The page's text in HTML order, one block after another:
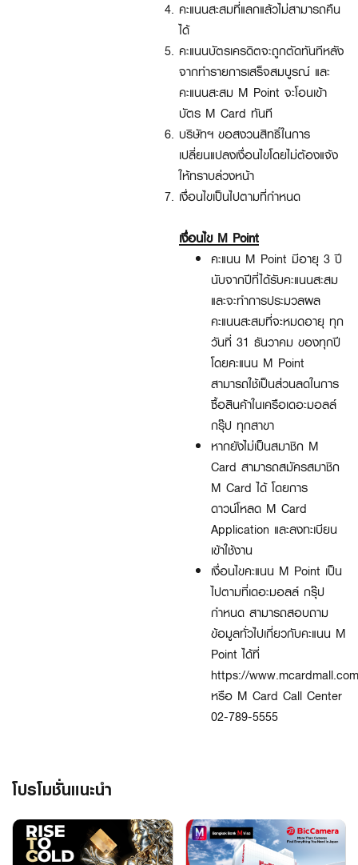
คะแนนสะสมที่แลกแล้วไม่สามารถคืน
ได้
คะแนนบัตรเครดิตจะถูกตัดทันทีหลัง
จากทำรายการเสร็จสมบูรณ์ และ
คะแนนสะสม M Point จะโอนเข้า
บัตร M Card ทันที
บริษัทฯ ขอสงวนสิทธิ์ในการ
เปลี่ยนแปลงเงื่อนไขโดยไม่ต้องแจ้ง
ให้ทราบล่วงหน้า
เงื่อนไขเป็นไปตามที่กำหนด
เงื่อนไข M Point
คะแนน M Point มีอายุ 3 ปี
นับจากปีที่ได้รับคะแนนสะสม
และจะทำการประมวลผล
คะแนนสะสมที่จะหมดอายุ ทุก
วันที่ 31 ธันวาคม ของทุกปี
โดยคะแนน M Point
สามารถใช้เป็นส่วนลดในการ
ซื้อสินค้าในเครือเดอะมอลล์
กรุ๊ป ทุกสาขา
หากยังไม่เป็นสมาชิก M
Card สามารถสมัครสมาชิก
M Card ได้ โดยการ
ดาวน์โหลด M Card
Application และลงทะเบียน
เข้าใช้งาน
เงื่อนไขคะแนน M Point เป็น
ไปตามที่เดอะมอลล์ กรุ๊ป
กำหนด สามารถสอบถาม
ข้อมูลทั่วไปเกี่ยวกับคะแนน M
Point ได้ที่
https://
หรือ M Card Call Center
02-789-5555
โปรโมชั่นแนะนำ